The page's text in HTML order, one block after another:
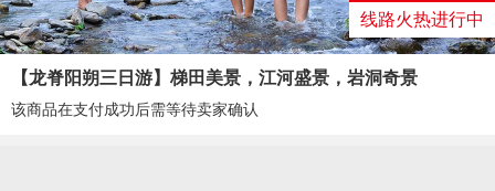
线路火热进行中
【龙脊阳朔三日游】梯田美景，江河盛景，岩洞奇景
该商品在支付成功后需等待卖家确认